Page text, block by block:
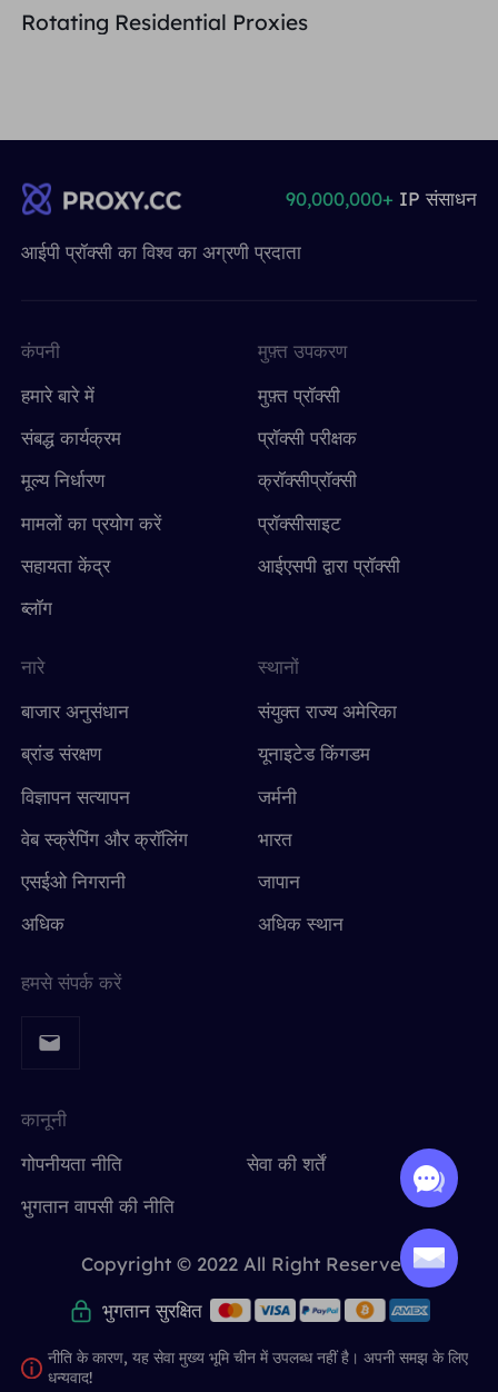
Rotating Residential Proxies
आईपी ​​प्रॉक्सी का विश्व का अग्रणी प्रदाता
90,000,000+ IP संसाधन
कंपनी
हमारे बारे में
संबद्ध कार्यक्रम
मूल्य निर्धारण
मामलों का प्रयोग करें
सहायता केंद्र
ब्लॉग
मुफ़्त उपकरण
मुफ़्त प्रॉक्सी
प्रॉक्सी परीक्षक
क्रॉक्सीप्रॉक्सी
प्रॉक्सीसाइट
आईएसपी द्वारा प्रॉक्सी
नारे
बाजार अनुसंधान
ब्रांड संरक्षण
विज्ञापन सत्यापन
वेब स्क्रैपिंग और क्रॉलिंग
एसईओ निगरानी
अधिक
स्थानों
संयुक्त राज्य अमेरिका
यूनाइटेड किंगडम
जर्मनी
भारत
जापान
अधिक स्थान
हमसे संपर्क करें
कानूनी
गोपनीयता नीति
सेवा की शर्तें
भुगतान वापसी की नीति
Copyright © 2022 All Right Reserved.
भुगतान सुरक्षित
नीति के कारण, यह सेवा मुख्य भूमि चीन में उपलब्ध नहीं है। अपनी समझ के लिए
धन्यवाद!